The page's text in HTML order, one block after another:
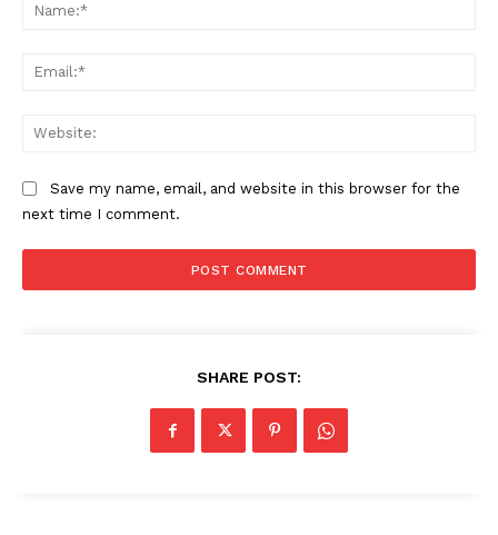
Save my name, email, and website in this browser for the
next time I comment.
SHARE POST: